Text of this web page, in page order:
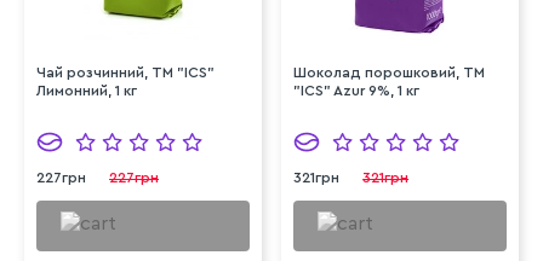
Чай розчинний, ТМ "ICS"
Лимонний, 1 кг
227грн 227грн
Шоколад порошковий, ТМ
"ICS" Azur 9%, 1 кг
321грн 321грн